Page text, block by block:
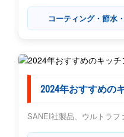
コーティング・節水
2024年おすすめの
SANEI社製品、ウルトラフ